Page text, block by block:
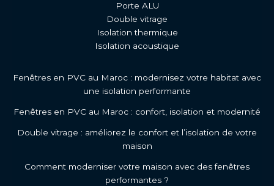
Porte ALU
Double vitrage
Isolation thermique
Isolation acoustique
Fenêtres en PVC au Maroc : modernisez votre habitat avec
une isolation performante
Fenêtres en PVC au Maroc : confort, isolation et modernité
Double vitrage : améliorez le confort et l’isolation de votre
maison
Comment moderniser votre maison avec des fenêtres
performantes ?